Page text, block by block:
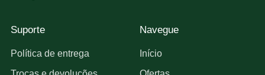
Suporte
Política de entrega
Navegue
Início